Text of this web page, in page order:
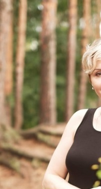
Перейти к основному содержанию